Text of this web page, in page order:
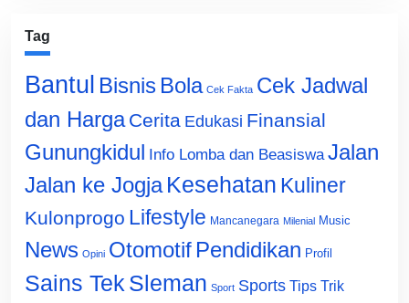
Tag
Bantul Bisnis Bola Cek Fakta Cek Jadwal
dan Harga Cerita Edukasi Finansial
Gunungkidul Info Lomba dan Beasiswa Jalan
Jalan ke Jogja Kesehatan Kuliner
Kulonprogo Lifestyle Mancanegara Milenial Music
News Opini Otomotif Pendidikan Profil
Sains Tek Sleman Sport Sports Tips Trik